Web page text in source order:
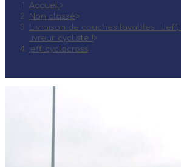
Accueil >
Non classé>
Livraison de couches lavables : Jeff,
livreur cycliste !>
jeff_cyclocross